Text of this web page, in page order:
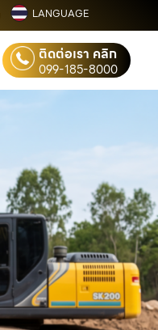
LANGUAGE
ติดต่อเรา คลิก
099-185-8000